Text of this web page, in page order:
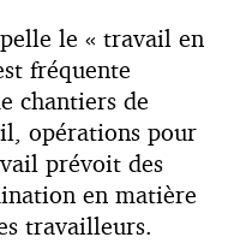
le « travail en
fréquente
chantiers de
opérations pour
prévoit des
en matière
travailleurs.